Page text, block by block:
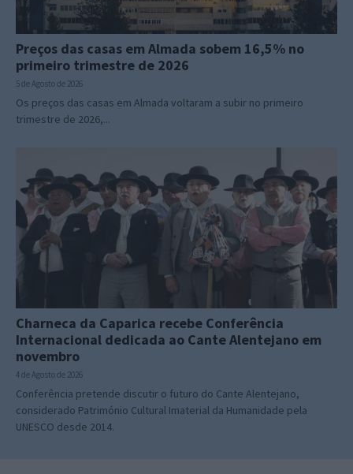
Preços das casas em Almada sobem 16,5% no
primeiro trimestre de 2026
5 de Agosto de 2026
Os preços das casas em Almada voltaram a subir no primeiro
trimestre de 2026,...
Charneca da Caparica recebe Conferência
Internacional dedicada ao Cante Alentejano em
novembro
4 de Agosto de 2026
Conferência pretende discutir o futuro do Cante Alentejano,
considerado Património Cultural Imaterial da Humanidade pela
UNESCO desde 2014.